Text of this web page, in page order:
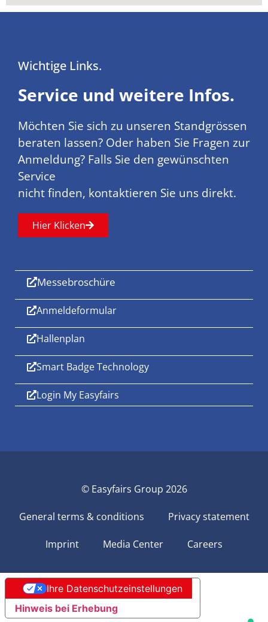
Wichtige Links.
Service und weitere Infos.
Möchten Sie sich zu unseren Standgrössen
beraten lassen? Oder haben Sie Fragen zur
Anmeldung? Falls Sie den gewünschten
Service
nicht finden, kontaktieren Sie uns direkt.
Hier Klicken
Messebroschüre
Anmeldeformular
Hallenplan
Smart Badge Technology
Login My Easyfairs
© Easyfairs Group 2026
General terms & conditions Privacy statement
Imprint Media Center Careers
Hinweis bei Erhebung
Ihre Datenschutzeinstellungen